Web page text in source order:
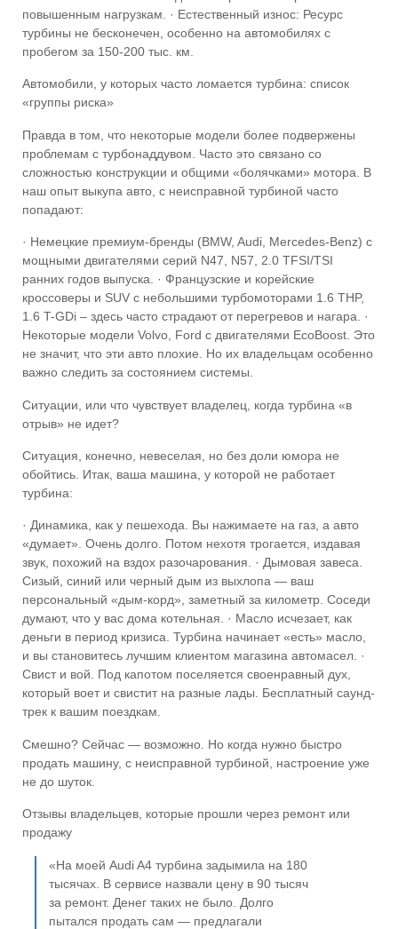
повышенным нагрузкам. · Естественный износ: Ресурс
турбины не бесконечен, особенно на автомобилях с
пробегом за 150-200 тыс. км.
Автомобили, у которых часто ломается турбина: список
«группы риска»
Правда в том, что некоторые модели более подвержены
проблемам с турбонаддувом. Часто это связано со
сложностью конструкции и общими «болячками» мотора. В
наш опыт выкупа авто, с неисправной турбиной часто
попадают:
· Немецкие премиум-бренды (BMW, Audi, Mercedes-Benz) с
мощными двигателями серий N47, N57, 2.0 TFSI/TSI
ранних годов выпуска. · Французские и корейские
кроссоверы и SUV с небольшими турбомоторами 1.6 THP,
1.6 T-GDi – здесь часто страдают от перегревов и нагара. ·
Некоторые модели Volvo, Ford с двигателями EcoBoost. Это
не значит, что эти авто плохие. Но их владельцам особенно
важно следить за состоянием системы.
Ситуации, или что чувствует владелец, когда турбина «в
отрыв» не идет?
Ситуация, конечно, невеселая, но без доли юмора не
обойтись. Итак, ваша машина, у которой не работает
турбина:
· Динамика, как у пешехода. Вы нажимаете на газ, а авто
«думает». Очень долго. Потом нехотя трогается, издавая
звук, похожий на вздох разочарования. · Дымовая завеса.
Сизый, синий или черный дым из выхлопа — ваш
персональный «дым-корд», заметный за километр. Соседи
думают, что у вас дома котельная. · Масло исчезает, как
деньги в период кризиса. Турбина начинает «есть» масло,
и вы становитесь лучшим клиентом магазина автомасел. ·
Свист и вой. Под капотом поселяется своенравный дух,
который воет и свистит на разные лады. Бесплатный саунд-
трек к вашим поездкам.
Смешно? Сейчас — возможно. Но когда нужно быстро
продать машину, с неисправной турбиной, настроение уже
не до шуток.
Отзывы владельцев, которые прошли через ремонт или
продажу
«На моей Audi A4 турбина задымила на 180
тысячах. В сервисе назвали цену в 90 тысяч
за ремонт. Денег таких не было. Долго
пытался продать сам — предлагали